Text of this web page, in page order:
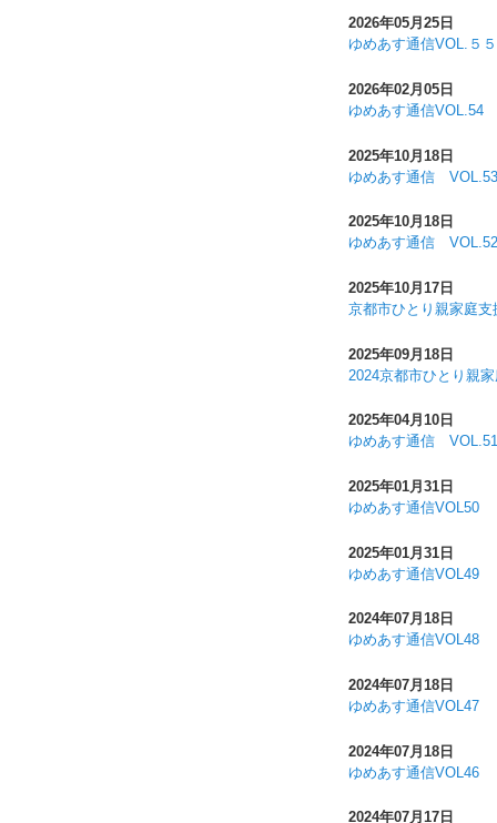
2026年05月25日
ゆめあす通信VOL.５５
2026年02月05日
ゆめあす通信VOL.54
2025年10月18日
ゆめあす通信 VOL.53
2025年10月18日
ゆめあす通信 VOL.52
2025年10月17日
京都市ひとり親家庭
2025年09月18日
2024京都市ひとり親
2025年04月10日
ゆめあす通信 VOL.51
2025年01月31日
ゆめあす通信VOL50
2025年01月31日
ゆめあす通信VOL49
2024年07月18日
ゆめあす通信VOL48
2024年07月18日
ゆめあす通信VOL47
2024年07月18日
ゆめあす通信VOL46
2024年07月17日